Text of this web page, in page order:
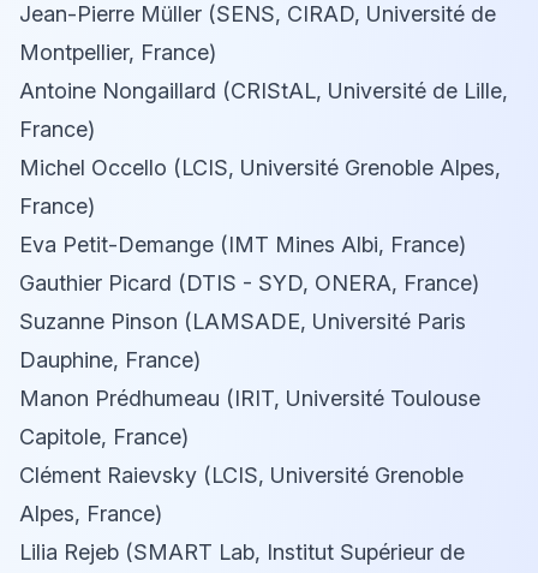
Jean-Pierre Müller (SENS, CIRAD, Université de
Montpellier, France)
Antoine Nongaillard (CRIStAL, Université de Lille,
France)
Michel Occello (LCIS, Université Grenoble Alpes,
France)
Eva Petit-Demange (IMT Mines Albi, France)
Gauthier Picard (DTIS - SYD, ONERA, France)
Suzanne Pinson (LAMSADE, Université Paris
Dauphine, France)
Manon Prédhumeau (IRIT, Université Toulouse
Capitole, France)
Clément Raievsky (LCIS, Université Grenoble
Alpes, France)
Lilia Rejeb (SMART Lab, Institut Supérieur de